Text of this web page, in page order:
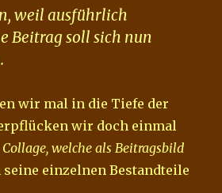
weil ausführlich
Beitrag soll sich nun
wir mal in die Tiefe der
wir doch einmal
Collage, welche als Beitragsbild
seine einzelnen Bestandteile